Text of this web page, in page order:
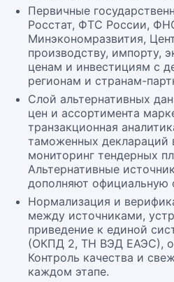
Первичные
Росстат, ФТС России,
Минэкономразвития,
производству, импорту,
ценам и инвестициям с
регионам и странам-
Слой альтернативных
цен и ассортимента
транзакционная
таможенных деклараций
мониторинг тендерных
Альтернативные
дополняют официальную
Нормализация и
между источниками,
приведение к единой
(ОКПД 2, ТН ВЭД ЕАЭС),
Контроль качества и
каждом этапе.